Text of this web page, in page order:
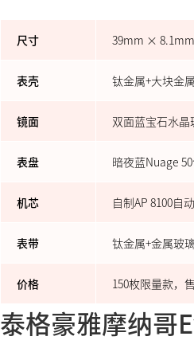
尺寸 39mm × 8.1mm
表壳 钛金属+大块金
镜面 双面蓝宝石水晶
表盘 暗夜蓝Nuage
机芯 自制AP 8100自
表带 钛金属+金属玻
价格 150枚限量款，
泰格豪雅摩纳哥